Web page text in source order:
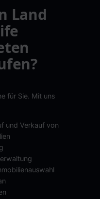
Land
für Sie. Mit uns
und Verkauf von